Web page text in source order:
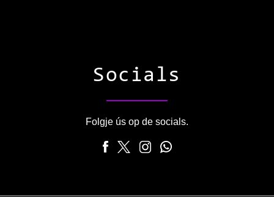
Socials
Folgje ús op de socials.